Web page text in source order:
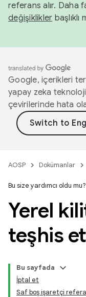
referans alır. Daha
değişiklikler başlıklı
Google, içerikleri
yapay zeka
çevirilerinde hata
AOSP Dokümanlar
Bu size yardımcı oldu mu?
Yerel
teşhis
Bu sayfada
İptal et
Saf boş işaretçi